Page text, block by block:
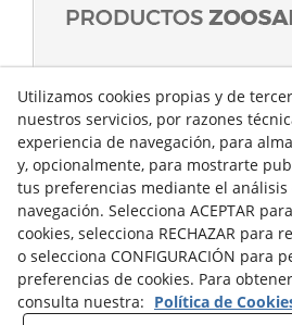
Utilizamos cookies propias y de
nuestros servicios, por razones
experiencia de navegación, para
y, opcionalmente, para mostrarte
tus preferencias mediante el
navegación. Selecciona ACEPTAR
cookies, selecciona RECHAZAR para
o selecciona CONFIGURACIÓN para
preferencias de cookies. Para
consulta nuestra: Política de